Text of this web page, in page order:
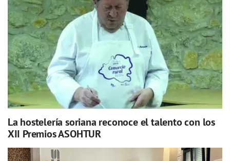
La hostelería soriana reconoce el talento con los
XII Premios ASOHTUR